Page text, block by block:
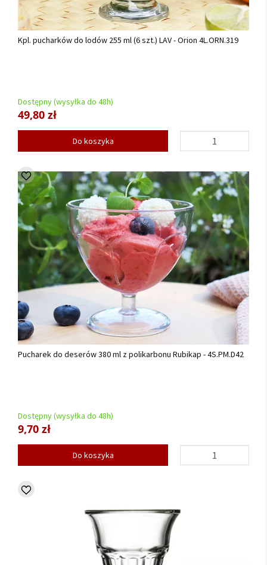
Kpl. pucharków do lodów 255 ml (6 szt.) LAV - Orion 4L.ORN.319
Dostępny (wysyłka do 48h)
49,80 zł
Do koszyka
Pucharek do deserów 380 ml z polikarbonu Rubikap - 4S.PM.D42
Dostępny (wysyłka do 48h)
9,70 zł
Do koszyka